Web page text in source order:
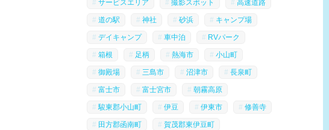
サービスエリア 撮影スポット 高速道路
道の駅 神社 砂浜 キャンプ場
デイキャンプ 車中泊 RVパーク
箱根 足柄 熱海市 小山町
御殿場 三島市 沼津市 長泉町
富士市 富士宮市 朝霧高原
駿東郡小山町 伊豆 伊東市 修善寺
田方郡函南町 賀茂郡東伊豆町